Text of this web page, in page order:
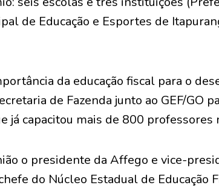
de Educação e Esportes de
da educação fiscal para o
de Fazenda junto ao GEF/GO
já capacitou mais de 800 professores
o presidente da Affego e vice-
do Núcleo Estadual de Educação